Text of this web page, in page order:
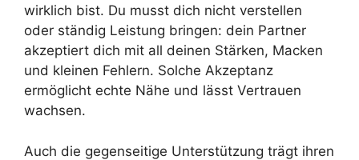
wirklich bist. Du musst dich nicht verstellen
oder ständig Leistung bringen: dein Partner
akzeptiert dich mit all deinen Stärken, Macken
und kleinen Fehlern. Solche Akzeptanz
ermöglicht echte Nähe und lässt Vertrauen
wachsen.
Auch die gegenseitige Unterstützung trägt ihren